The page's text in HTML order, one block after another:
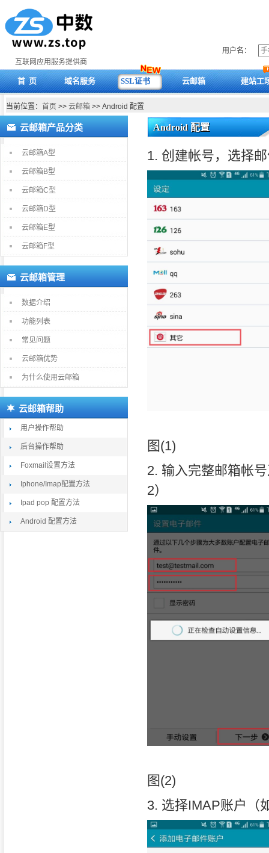
互联网应用服务提供商
用户名：
首 页 域名服务 SSL证书 云邮箱 建站工
当前位置： 首页 >> 云邮箱 >> Android 配置
云邮箱产品分类
云邮箱A型
云邮箱B型
云邮箱C型
云邮箱D型
云邮箱E型
云邮箱F型
云邮箱管理
数据介绍
功能列表
常见问题
云邮箱优势
为什么使用云邮箱
云邮箱帮助
用户操作帮助
后台操作帮助
Foxmail设置方法
Iphone/Imap配置方法
Ipad pop 配置方法
Android 配置方法
Android 配置
1. 创建帐号，选择
图(1)
2. 输入完整邮箱帐
2）
图(2)
3. 选择IMAP账户（